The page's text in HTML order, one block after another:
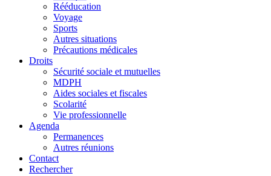
Rééducation
Voyage
Sports
Autres situations
Précautions médicales
Droits
Sécurité sociale et mutuelles
MDPH
Aides sociales et fiscales
Scolarité
Vie professionnelle
Agenda
Permanences
Autres réunions
Contact
Rechercher